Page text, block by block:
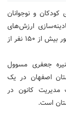
و نوجوانان
ارزش‌های
عاشورایی، سوگواره کودکان و نوجوانان حسینی با حضور بیش از ۱۵۰ نفر از
جعفری مسوول
اصفهان در یک
کانون در
است.